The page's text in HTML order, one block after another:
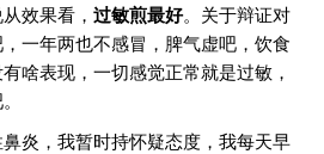
效果看， 过敏煎最好。关于辩证对
一年两也不感冒，脾气虚吧，饮食
啥表现，一切感觉正常就是过敏，
炎，我暂时持怀疑态度，我每天早